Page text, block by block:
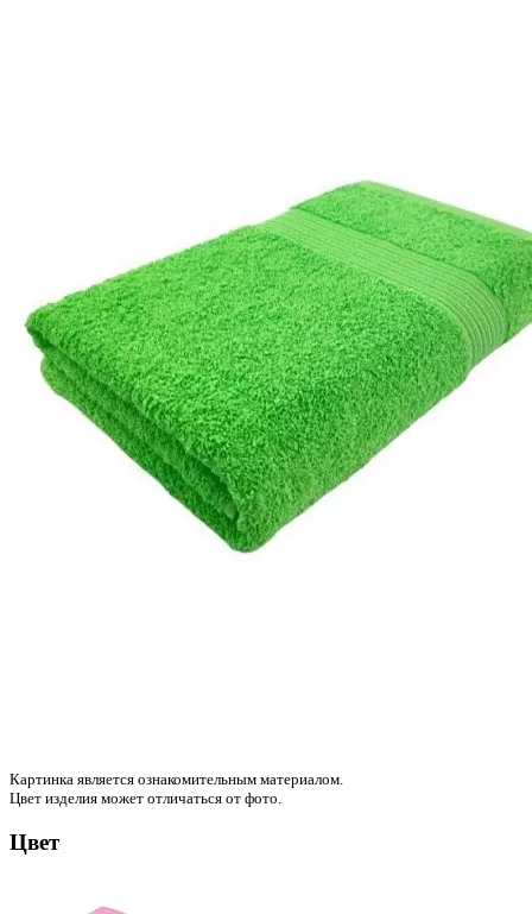
Картинка является ознакомительным материалом.
Цвет изделия может отличаться от фото.
Цвет